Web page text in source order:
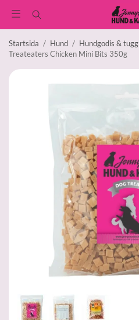
Startsida / Hund / Hundgodis & tugg
Treateaters Chicken Mini Bits 350g